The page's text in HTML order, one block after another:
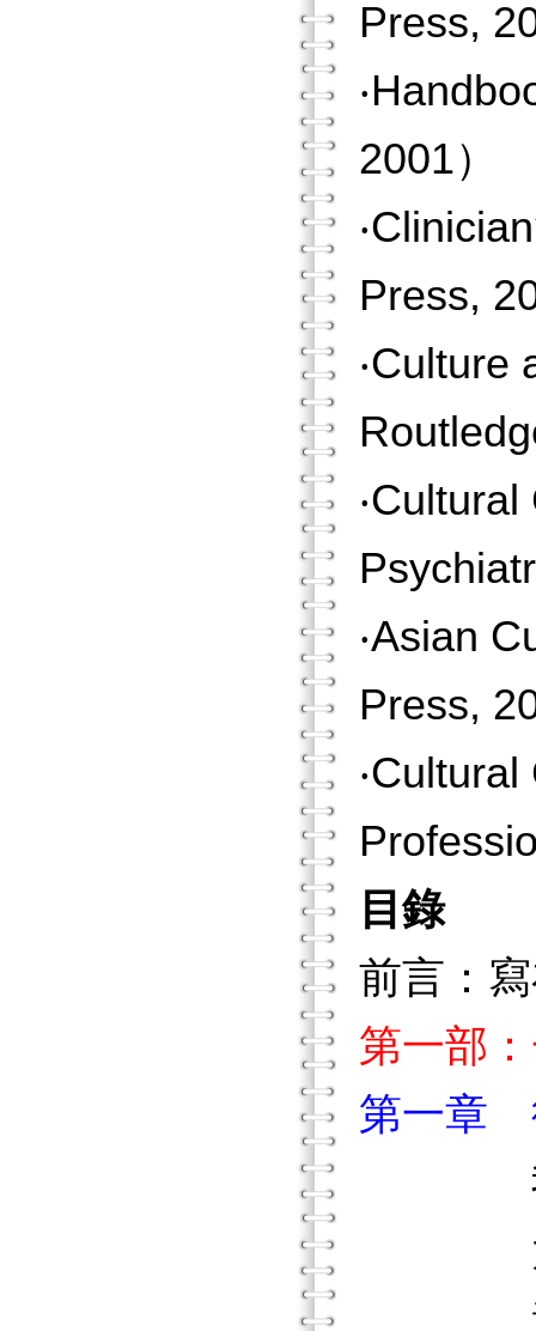
Press,
2001）
Press,
‧Culture
‧Asian
Press,
目錄
前言：
第一部
第一章
太平
進